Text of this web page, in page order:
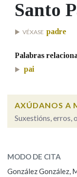
Facebook
TwitterYoutube
BUSCAR NOS
Comeza por
Remata por
Contén
Nas definicións
Santo
VÉXASE padre
Palabras
pai
AXÚDANOS A
Suxestións, erros,
ESCOLLE
MODO DE CITA
González González,